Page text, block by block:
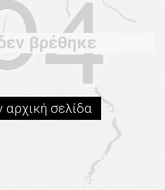
βρέθηκε
αρχική σελίδα